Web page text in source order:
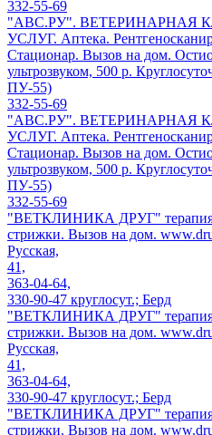
332-55-69
"АВС.РУ". ВЕТЕРИНАРНАЯ
УСЛУГ. Аптека.
Стационар. Вызов на дом.
ультрозвуком, 500 р.
ПУ-55)
332-55-69
"АВС.РУ". ВЕТЕРИНАРНАЯ
УСЛУГ. Аптека.
Стационар. Вызов на дом.
ультрозвуком, 500 р.
ПУ-55)
332-55-69
"ВЕТКЛИНИКА ДРУГ"
стрижки. Вызов на дом.
Русская,
41,
363-04-64,
330-90-47 круглосут.; Берд
"ВЕТКЛИНИКА ДРУГ"
стрижки. Вызов на дом.
Русская,
41,
363-04-64,
330-90-47 круглосут.; Берд
"ВЕТКЛИНИКА ДРУГ"
стрижки. Вызов на дом.